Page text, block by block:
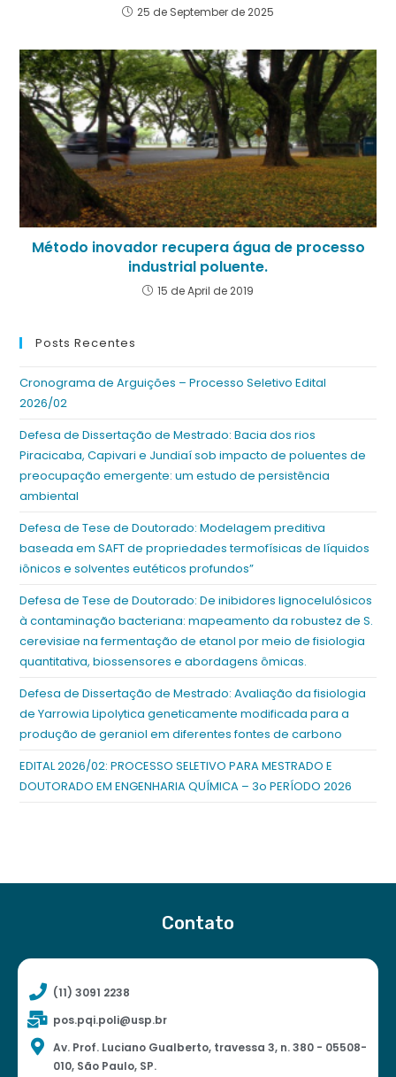
25 de September de 2025
Método inovador recupera água de processo
industrial poluente.
15 de April de 2019
Posts Recentes
Cronograma de Arguições – Processo Seletivo Edital
2026/02
Defesa de Dissertação de Mestrado: Bacia dos rios
Piracicaba, Capivari e Jundiaí sob impacto de poluentes de
preocupação emergente: um estudo de persistência
ambiental
Defesa de Tese de Doutorado: Modelagem preditiva
baseada em SAFT de propriedades termofísicas de líquidos
iônicos e solventes eutéticos profundos”
Defesa de Tese de Doutorado: De inibidores lignocelulósicos
à contaminação bacteriana: mapeamento da robustez de S.
cerevisiae na fermentação de etanol por meio de fisiologia
quantitativa, biossensores e abordagens ômicas.
Defesa de Dissertação de Mestrado: Avaliação da fisiologia
de Yarrowia Lipolytica geneticamente modificada para a
produção de geraniol em diferentes fontes de carbono
EDITAL 2026/02: PROCESSO SELETIVO PARA MESTRADO E
DOUTORADO EM ENGENHARIA QUÍMICA – 3o PERÍODO 2026
Contato
(11) 3091 2238
pos.pqi.poli@usp.br
Av. Prof. Luciano Gualberto, travessa 3, n. 380 - 05508-
010, São Paulo, SP.